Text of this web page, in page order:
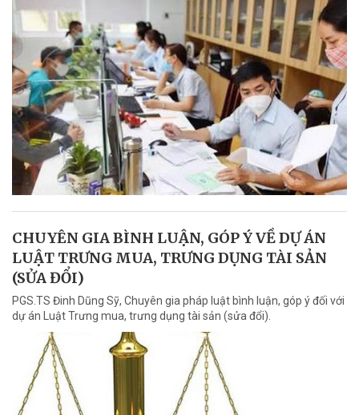
CHUYÊN GIA BÌNH LUẬN, GÓP Ý VỀ DỰ ÁN
LUẬT TRƯNG MUA, TRƯNG DỤNG TÀI SẢN
(SỬA ĐỔI)
PGS.TS Đinh Dũng Sỹ, Chuyên gia pháp luật bình luận, góp ý đối với
dự án Luật Trưng mua, trưng dụng tài sản (sửa đổi).